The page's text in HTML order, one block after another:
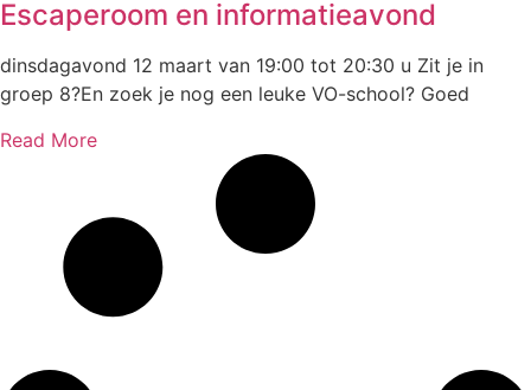
Escaperoom en informatieavond
dinsdagavond 12 maart van 19:00 tot 20:30 u Zit je in
groep 8?En zoek je nog een leuke VO-school? Goed
Read More